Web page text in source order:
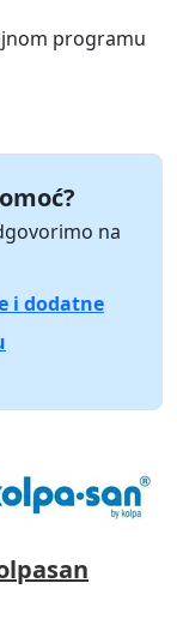
programu
na
i dodatne